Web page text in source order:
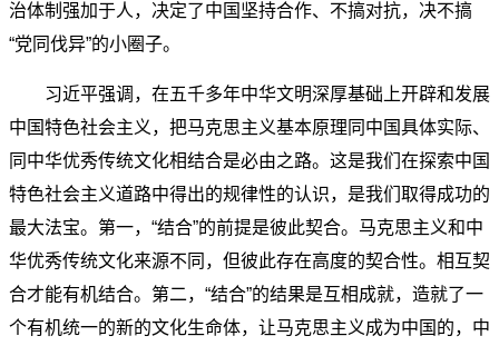
治体制强加于人，决定了中国坚持合作、不搞对抗，决不搞
“党同伐异”的小圈子。
习近平强调，在五千多年中华文明深厚基础上开辟和发展
中国特色社会主义，把马克思主义基本原理同中国具体实际、
同中华优秀传统文化相结合是必由之路。这是我们在探索中国
特色社会主义道路中得出的规律性的认识，是我们取得成功的
最大法宝。第一，“结合”的前提是彼此契合。马克思主义和中
华优秀传统文化来源不同，但彼此存在高度的契合性。相互契
合才能有机结合。第二，“结合”的结果是互相成就，造就了一
个有机统一的新的文化生命体，让马克思主义成为中国的，中